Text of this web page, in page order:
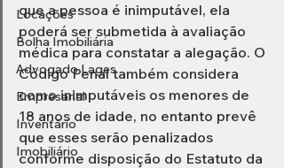
Locações
Bolha Imobiliária
Advogado Lages
Empresarial
Inventário
Imobiliário
que a pessoa é inimputável, ela
poderá ser submetida à avaliação
médica para constatar a alegação. O
Código Penal também considera
como inimputáveis os menores de
18 anos de idade, no entanto prevê
que esses serão penalizados
conforme disposição do Estatuto da